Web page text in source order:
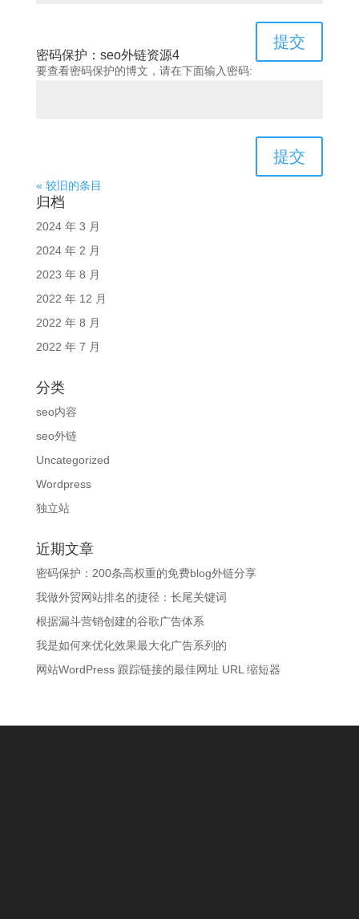
提交
密码保护：seo外链资源4
要查看密码保护的博文，请在下面输入密码:
提交
« 较旧的条目
归档
2024 年 3 月
2024 年 2 月
2023 年 8 月
2022 年 12 月
2022 年 8 月
2022 年 7 月
分类
seo内容
seo外链
Uncategorized
Wordpress
独立站
近期文章
密码保护：200条高权重的免费blog外链分享
我做外贸网站排名的捷径：长尾关键词
根据漏斗营销创建的谷歌广告体系
我是如何来优化效果最大化广告系列的
网站WordPress 跟踪链接的最佳网址 URL 缩短器